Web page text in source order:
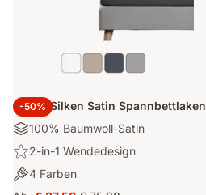
-50%
Emma Silken Satin Spannbettlaken
Materialien:
100%
Baumwoll-
Satin
100% Baumwoll-Satin
Highlight:
2-
in-
2-in-1 Wendedesign
Farben:
4
4 Farben